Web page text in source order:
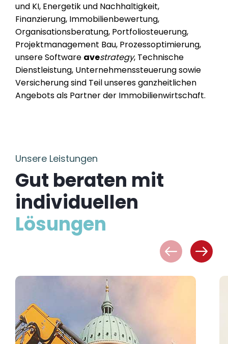
und KI, Energetik und Nachhaltigkeit,
Finanzierung, Immobilienbewertung,
Organisationsberatung, Portfoliosteuerung,
Projektmanagement Bau, Prozessoptimierung,
unsere Software avestrategy, Technische
Dienstleistung, Unternehmenssteuerung sowie
Versicherung sind Teil unseres ganzheitlichen
Angebots als Partner der Immobilienwirtschaft.
Unsere Leistungen
Gut beraten mit
individuellen
Lösungen